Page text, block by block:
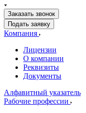
Заказать звонок
Подать заявку
Компания
Лицензии
О компании
Реквизиты
Документы
Алфавитный указатель
Рабочие профессии